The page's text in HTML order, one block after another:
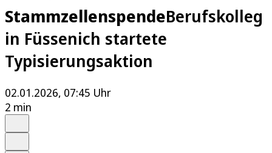
StammzellenspendeBerufskolleg
in Füssenich startete
Typisierungsaktion
02.01.2026, 07:45 Uhr
2 min